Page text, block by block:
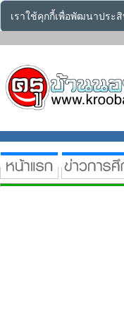
เราใช้คุกกี้เพื่อพัฒนาประ